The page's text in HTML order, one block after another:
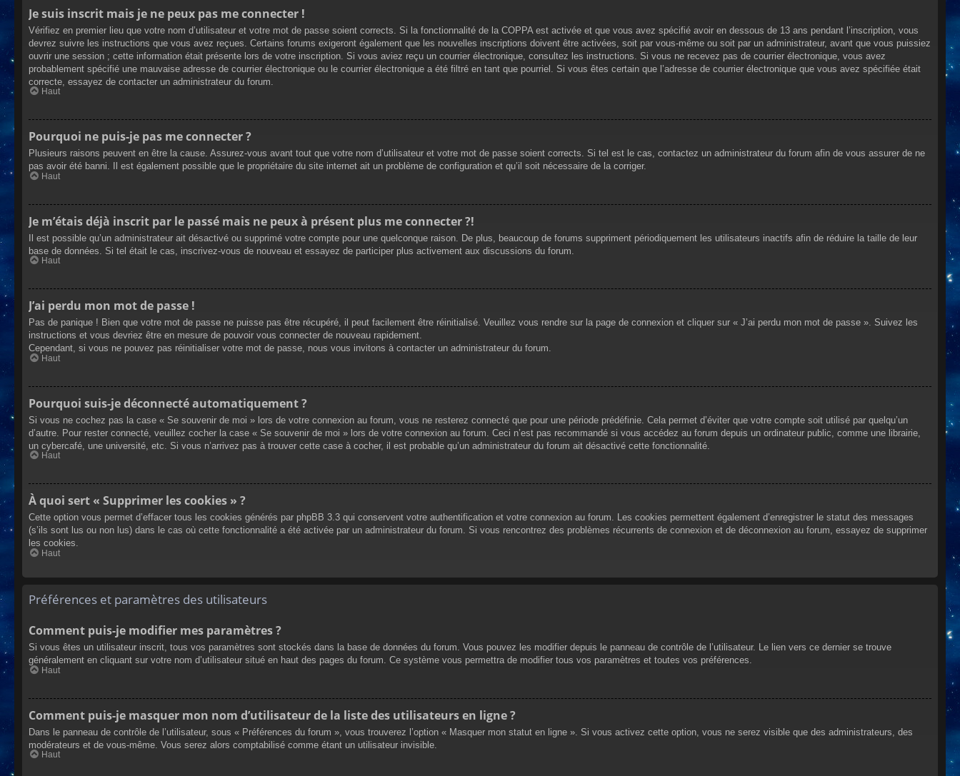
Je suis inscrit mais je ne peux pas me connecter !
Vérifiez en premier lieu que votre nom d’utilisateur et votre mot de passe soient corrects. Si la fonctionnalité de la COPPA est activée et que vous avez spécifié avoir en dessous de 13 ans pendant l’inscription, vous
devrez suivre les instructions que vous avez reçues. Certains forums exigeront également que les nouvelles inscriptions doivent être activées, soit par vous-même ou soit par un administrateur, avant que vous puissiez
ouvrir une session ; cette information était présente lors de votre inscription. Si vous aviez reçu un courrier électronique, consultez les instructions. Si vous ne recevez pas de courrier électronique, vous avez
probablement spécifié une mauvaise adresse de courrier électronique ou le courrier électronique a été filtré en tant que pourriel. Si vous êtes certain que l’adresse de courrier électronique que vous avez spécifiée était
correcte, essayez de contacter un administrateur du forum.
Haut
Pourquoi ne puis-je pas me connecter ?
Plusieurs raisons peuvent en être la cause. Assurez-vous avant tout que votre nom d’utilisateur et votre mot de passe soient corrects. Si tel est le cas, contactez un administrateur du forum afin de vous assurer de ne
pas avoir été banni. Il est également possible que le propriétaire du site internet ait un problème de configuration et qu’il soit nécessaire de la corriger.
Haut
Je m’étais déjà inscrit par le passé mais ne peux à présent plus me connecter ?!
Il est possible qu’un administrateur ait désactivé ou supprimé votre compte pour une quelconque raison. De plus, beaucoup de forums suppriment périodiquement les utilisateurs inactifs afin de réduire la taille de leur
base de données. Si tel était le cas, inscrivez-vous de nouveau et essayez de participer plus activement aux discussions du forum.
Haut
J’ai perdu mon mot de passe !
Pas de panique ! Bien que votre mot de passe ne puisse pas être récupéré, il peut facilement être réinitialisé. Veuillez vous rendre sur la page de connexion et cliquer sur « J’ai perdu mon mot de passe ». Suivez les
instructions et vous devriez être en mesure de pouvoir vous connecter de nouveau rapidement.
Cependant, si vous ne pouvez pas réinitialiser votre mot de passe, nous vous invitons à contacter un administrateur du forum.
Haut
Pourquoi suis-je déconnecté automatiquement ?
Si vous ne cochez pas la case « Se souvenir de moi » lors de votre connexion au forum, vous ne resterez connecté que pour une période prédéfinie. Cela permet d’éviter que votre compte soit utilisé par quelqu’un
d’autre. Pour rester connecté, veuillez cocher la case « Se souvenir de moi » lors de votre connexion au forum. Ceci n’est pas recommandé si vous accédez au forum depuis un ordinateur public, comme une librairie,
un cybercafé, une université, etc. Si vous n’arrivez pas à trouver cette case à cocher, il est probable qu’un administrateur du forum ait désactivé cette fonctionnalité.
Haut
À quoi sert « Supprimer les cookies » ?
Cette option vous permet d’effacer tous les cookies générés par phpBB 3.3 qui conservent votre authentification et votre connexion au forum. Les cookies permettent également d’enregistrer le statut des messages
(s’ils sont lus ou non lus) dans le cas où cette fonctionnalité a été activée par un administrateur du forum. Si vous rencontrez des problèmes récurrents de connexion et de déconnexion au forum, essayez de supprimer
les cookies.
Haut
Préférences et paramètres des utilisateurs
Comment puis-je modifier mes paramètres ?
Si vous êtes un utilisateur inscrit, tous vos paramètres sont stockés dans la base de données du forum. Vous pouvez les modifier depuis le panneau de contrôle de l’utilisateur. Le lien vers ce dernier se trouve
généralement en cliquant sur votre nom d’utilisateur situé en haut des pages du forum. Ce système vous permettra de modifier tous vos paramètres et toutes vos préférences.
Haut
Comment puis-je masquer mon nom d’utilisateur de la liste des utilisateurs en ligne ?
Dans le panneau de contrôle de l’utilisateur, sous « Préférences du forum », vous trouverez l’option « Masquer mon statut en ligne ». Si vous activez cette option, vous ne serez visible que des administrateurs, des
modérateurs et de vous-même. Vous serez alors comptabilisé comme étant un utilisateur invisible.
Haut